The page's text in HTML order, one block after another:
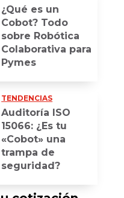
¿Qué es un
Cobot? Todo
sobre Robótica
Colaborativa para
Pymes
TENDENCIAS
Auditoría ISO
15066: ¿Es tu
«Cobot» una
trampa de
seguridad?